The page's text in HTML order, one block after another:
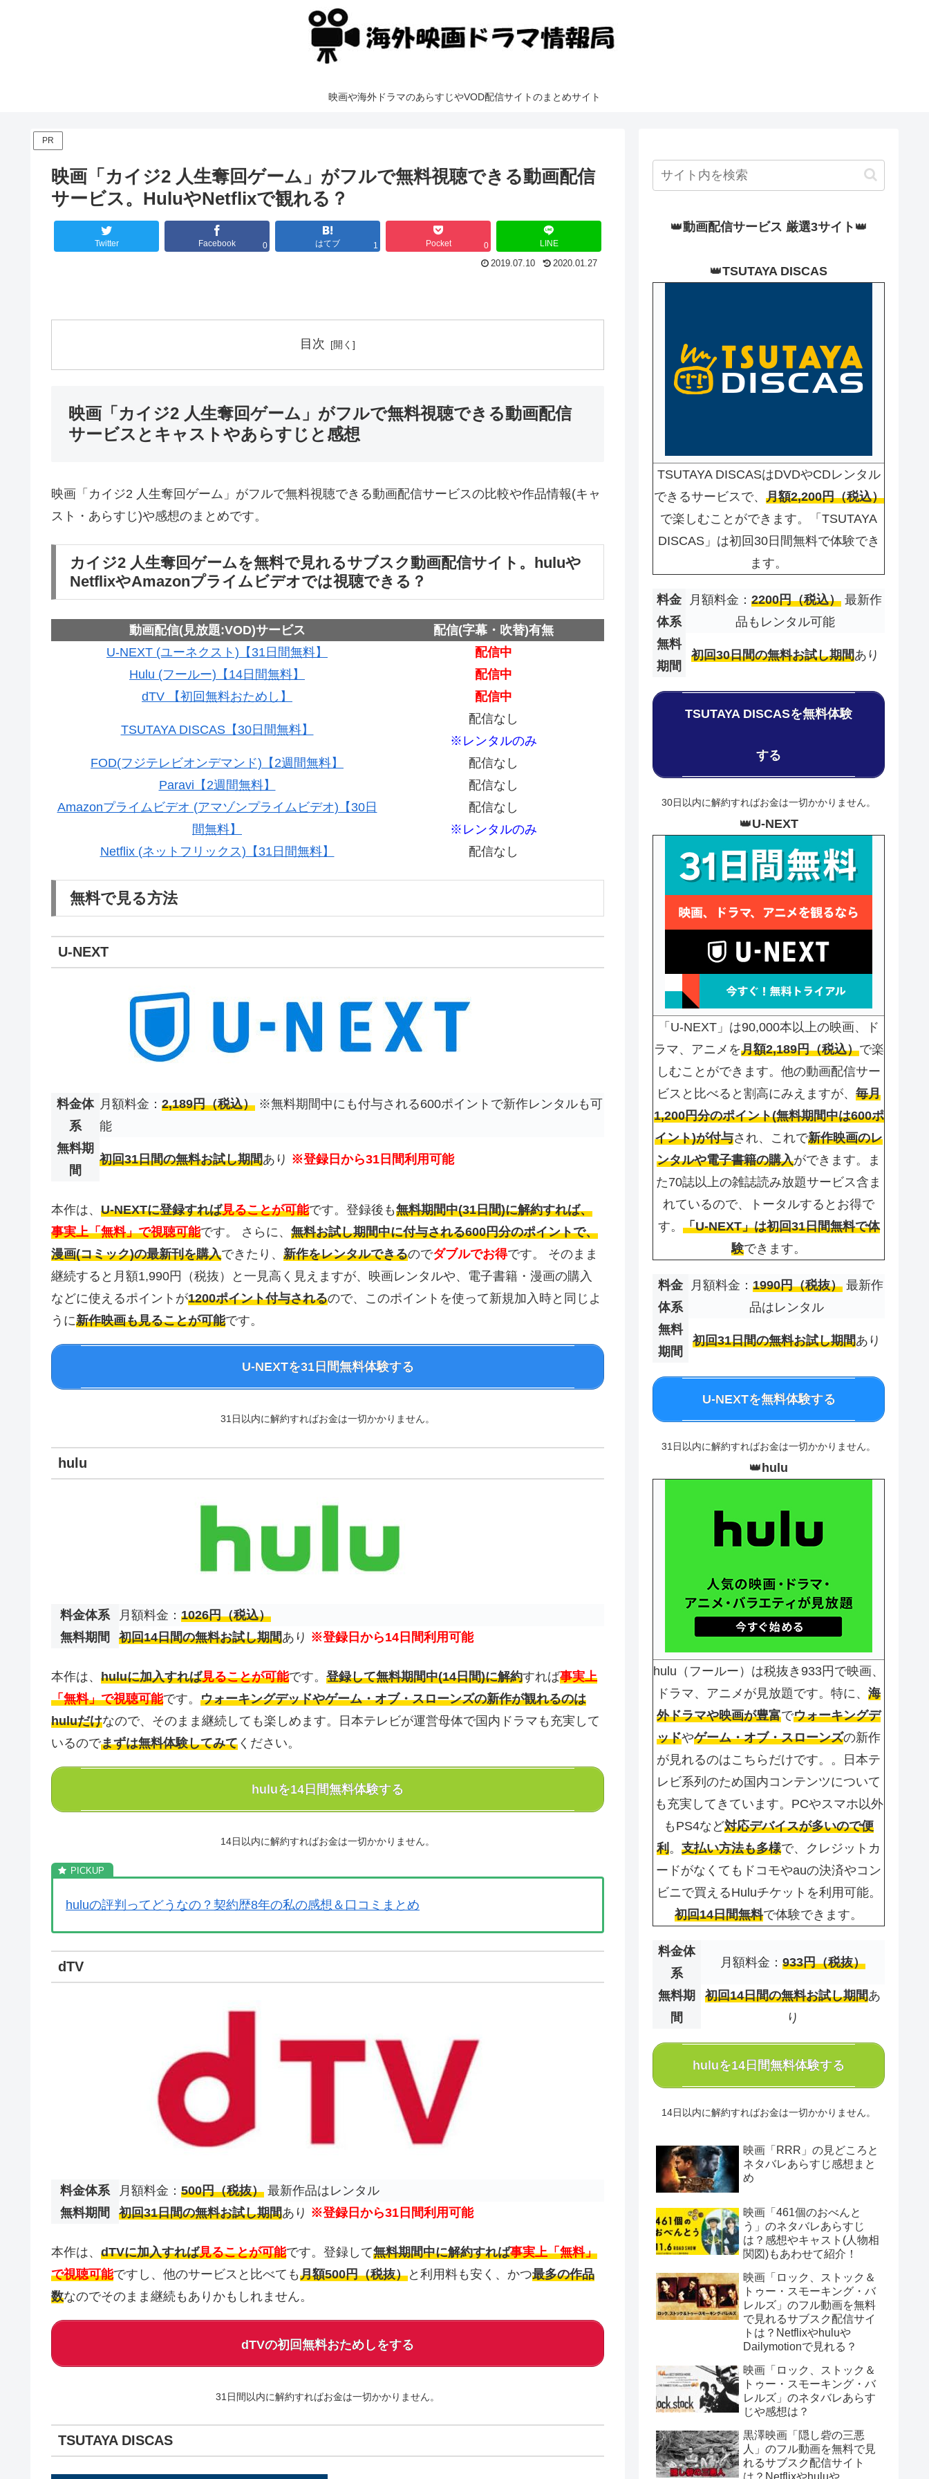
映画や海外ドラマのあらすじやVOD配信サイトのまとめサイト
PR
映画「カイジ2 人生奪回ゲーム」がフルで無料視聴できる動画配信
サービス。HuluやNetflixで観れる？
Twitter Facebook 0 はてブ 1 Pocket 0 LINE
2019.07.10 2020.01.27
目次
映画「カイジ2 人生奪回ゲーム」がフルで無料視聴できる動画配信
サービスとキャストやあらすじと感想
映画「カイジ2 人生奪回ゲーム」がフルで無料視聴できる動画配信サービスの比較や作品情報(キャ
スト・あらすじ)や感想のまとめです。
カイジ2 人生奪回ゲームを無料で見れるサブスク動画配信サイト。huluや
NetflixやAmazonプライムビデオでは視聴できる？
動画配信(見放題:VOD)サービス
配信(字幕・吹替)有無
U-NEXT (ユーネクスト)【31日間無料】
配信中
Hulu (フールー)【14日間無料】
配信中
dTV 【初回無料おためし】
配信中
TSUTAYA DISCAS【30日間無料】
配信なし
※レンタルのみ
FOD(フジテレビオンデマンド)【2週間無料】
配信なし
Paravi【2週間無料】
配信なし
Amazonプライムビデオ (アマゾンプライムビデオ)【30日
間無料】
配信なし
※レンタルのみ
Netflix (ネットフリックス)【31日間無料】
配信なし
無料で見る方法
U-NEXT
料金体
系
月額料金： 2,189円（税込） ※無料期間中にも付与される600ポイントで新作レンタルも可
能
無料期
間
初回31日間の無料お試し期間あり ※登録日から31日間利用可能
本作は、 U-NEXTに登録すれば見ることが可能です。登録後も無料期間中(31日間)に解約すれば、
事実上「無料」で視聴可能です。 さらに、 無料お試し期間中に付与される600円分のポイントで、
漫画(コミック)の最新刊を購入できたり、 新作をレンタルできるのでダブルでお得です。 そのまま
継続すると月額1,990円（税抜）と一見高く見えますが、映画レンタルや、電子書籍・漫画の購入
などに使えるポイントが1200ポイント付与されるので、このポイントを使って新規加入時と同じよ
うに新作映画も見ることが可能です。
U-NEXTを31日間無料体験する
31日以内に解約すればお金は一切かかりません。
hulu
料金体系 月額料金： 1026円（税込）
無料期間
初回14日間の無料お試し期間あり ※登録日から14日間利用可能
本作は、 huluに加入すれば見ることが可能です。 登録して無料期間中(14日間)に解約すれば事実上
「無料」で視聴可能です。 ウォーキングデッドやゲーム・オブ・スローンズの新作が観れるのは
huluだけなので、そのまま継続しても楽しめます。日本テレビが運営母体で国内ドラマも充実して
いるのでまずは無料体験してみて ください。
huluを14日間無料体験する
14日以内に解約すればお金は一切かかりません。
huluの評判ってどうなの？契約歴8年の私の感想＆口コミまとめ
dTV
料金体系 月額料金： 500円（税抜） 最新作品はレンタル
無料期間
初回31日間の無料お試し期間あり ※登録日から31日間利用可能
本作は、 dTVに加入すれば見ることが可能です。登録して無料期間中に解約すれば事実上「無料」
で視聴可能ですし、他のサービスと比べても月額500円（税抜）と利用料も安く、かつ最多の作品
数なのでそのまま継続もありかもしれません。
dTVの初回無料おためしをする
31日間以内に解約すればお金は一切かかりません。
TSUTAYA DISCAS
👑動画配信サービス 厳選3サイト 👑
👑TSUTAYA DISCAS
TSUTAYA DISCASはDVDやCDレンタル
できるサービスで、 月額2,200円（税込）
で楽しむことができます。「TSUTAYA
DISCAS」は初回30日間無料で体験でき
ます。
料金
体系
月額料金： 2200円（税込）最新作
品もレンタル可能
無料
期間
初回30日間の無料お試し期間あり
TSUTAYA DISCASを無料体験
する
30日以内に解約すればお金は一切かかりません。
👑U-NEXT
「U-NEXT」は90,000本以上の映画、ド
ラマ、アニメを月額2,189円（税込）で楽
しむことができます。他の動画配信サー
ビスと比べると割高にみえますが、 毎月
1,200円分のポイント(無料期間中は600ポ
イント)が付与され、これで新作映画のレ
ンタルや電子書籍の購入ができます。ま
た70誌以上の雑誌読み放題サービス含ま
れているので、トータルするとお得で
す。 「U-NEXT」は初回31日間無料で体
験できます。
料金
体系
月額料金： 1990円（税抜）最新作
品はレンタル
無料
期間
初回31日間の無料お試し期間あり
U-NEXTを無料体験する
31日以内に解約すればお金は一切かかりません。
👑hulu
hulu（フールー）は税抜き933円で映画、
ドラマ、アニメが見放題です。特に、 海
外ドラマや映画が豊富でウォーキングデ
ッドやゲーム・オブ・スローンズの新作
が見れるのはこちらだけです。。日本テ
レビ系列のため国内コンテンツについて
も充実してきています。PCやスマホ以外
もPS4など対応デバイスが多いので便
利。 支払い方法も多様で、クレジットカ
ードがなくてもドコモやauの決済やコン
ビニで買えるHuluチケットを利用可能。
初回14日間無料で体験できます。
料金体
系
月額料金： 933円（税抜）
無料期
間
初回14日間の無料お試し期間あ
り
huluを14日間無料体験する
14日以内に解約すればお金は一切かかりません。
映画「RRR」の見どころと
ネタバレあらすじ感想まと
め
映画「461個のおべんと
う」のネタバレあらすじ
は？感想やキャスト(人物相
関図)もあわせて紹介！
映画「ロック、ストック＆
トゥー・スモーキング・バ
レルズ」のフル動画を無料
で見れるサブスク配信サイ
トは？Netflixやhuluや
Dailymotionで見れる？
映画「ロック、ストック＆
トゥー・スモーキング・バ
レルズ」のネタバレあらす
じや感想は？
黒澤映画「隠し砦の三悪
人」のフル動画を無料で見
れるサブスク配信サイト